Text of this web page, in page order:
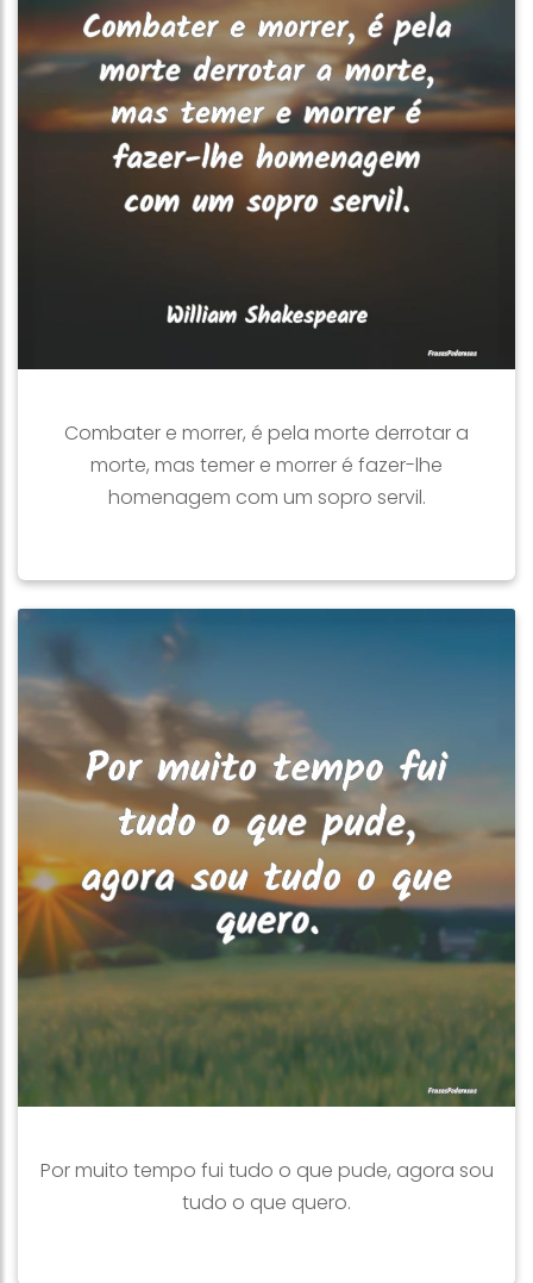
Combater e morrer, é pela morte derrotar a
morte, mas temer e morrer é fazer-lhe
homenagem com um sopro servil.
Por muito tempo fui tudo o que pude, agora sou
tudo o que quero.